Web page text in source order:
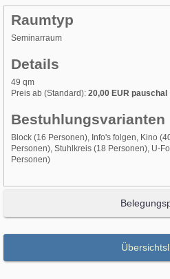
Raumtyp
Seminarraum
Details
49 qm
Preis ab (Standard): 20,00 EUR pauschal
Bestuhlungsvarianten
Block (16 Personen), Info's folgen, Kino
Personen), Stuhlkreis (18 Personen), U-
Personen)